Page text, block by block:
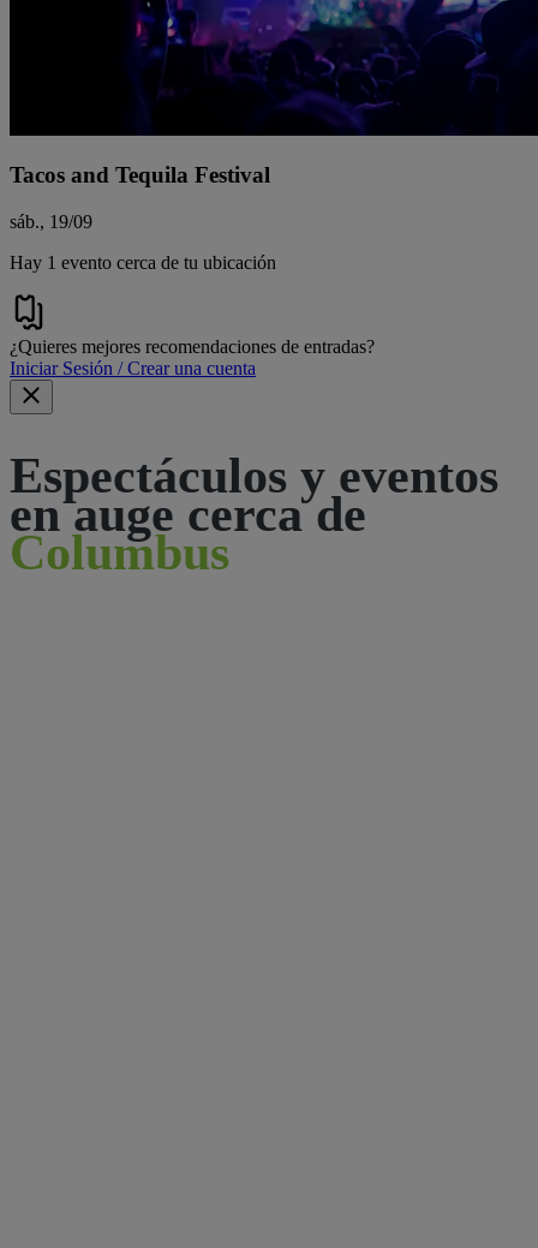
Tacos and Tequila Festival
sáb., 19/09
Hay 1 evento cerca de tu ubicación
¿Quieres mejores recomendaciones de entradas?
Iniciar Sesión / Crear una cuenta
Espectáculos y eventos
en auge cerca de
Columbus